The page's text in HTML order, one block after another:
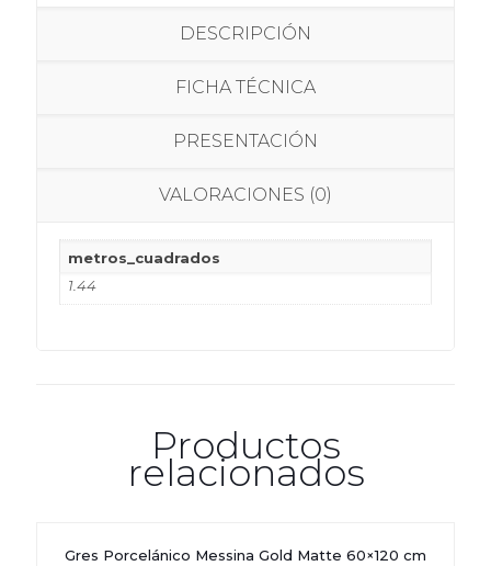
DESCRIPCIÓN
FICHA TÉCNICA
PRESENTACIÓN
VALORACIONES (0)
metros_cuadrados
1.44
Productos
relacionados
Gres Porcelánico Messina Gold Matte 60×120 cm